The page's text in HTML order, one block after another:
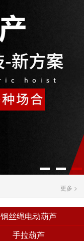
更多 >
钢丝绳电动葫芦
手拉葫芦